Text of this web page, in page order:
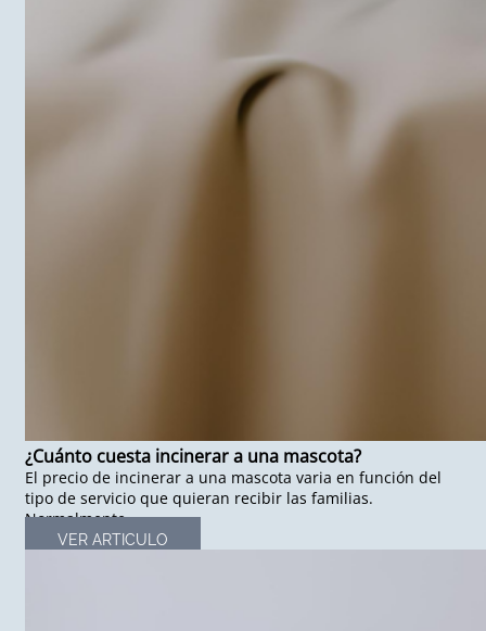
¿Cuánto cuesta incinerar a una mascota?
El precio de incinerar a una mascota varia en función del
tipo de servicio que quieran recibir las familias.
Normalmente,...
VER ARTICULO